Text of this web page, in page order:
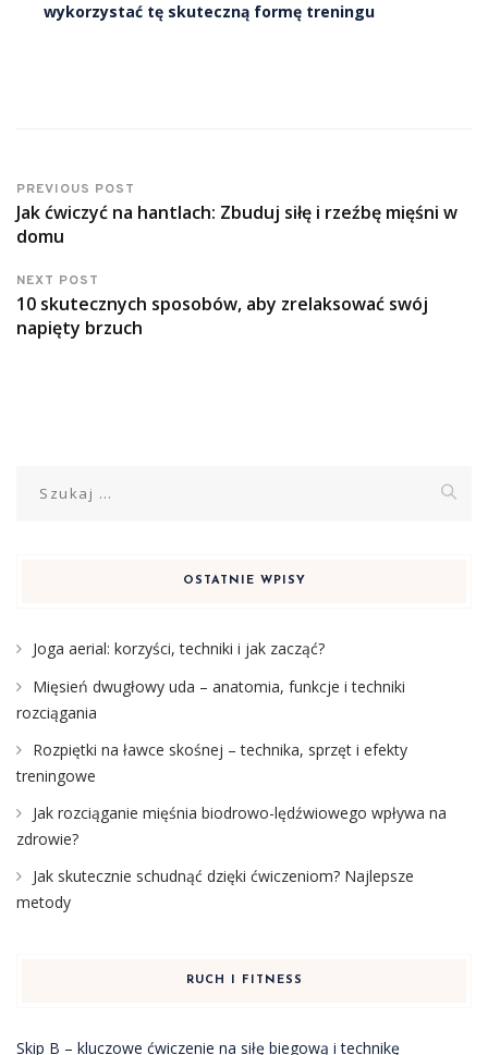
wykorzystać tę skuteczną formę treningu
PREVIOUS POST
Jak ćwiczyć na hantlach: Zbuduj siłę i rzeźbę mięśni w
domu
NEXT POST
10 skutecznych sposobów, aby zrelaksować swój
napięty brzuch
OSTATNIE WPISY
Joga aerial: korzyści, techniki i jak zacząć?
Mięsień dwugłowy uda – anatomia, funkcje i techniki
rozciągania
Rozpiętki na ławce skośnej – technika, sprzęt i efekty
treningowe
Jak rozciąganie mięśnia biodrowo-lędźwiowego wpływa na
zdrowie?
Jak skutecznie schudnąć dzięki ćwiczeniom? Najlepsze
metody
RUCH I FITNESS
Skip B – kluczowe ćwiczenie na siłę biegową i technikę